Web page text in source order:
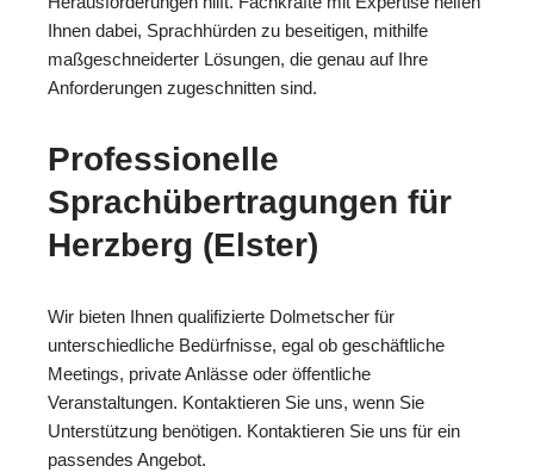
Ihnen dabei, Sprachhürden zu beseitigen, mithilfe
maßgeschneiderter Lösungen, die genau auf Ihre
Anforderungen zugeschnitten sind.
Professionelle
Sprachübertragungen für
Herzberg (Elster)
Wir bieten Ihnen qualifizierte Dolmetscher für
unterschiedliche Bedürfnisse, egal ob geschäftliche
Meetings, private Anlässe oder öffentliche
Veranstaltungen. Kontaktieren Sie uns, wenn Sie
Unterstützung benötigen. Kontaktieren Sie uns für ein
passendes Angebot.